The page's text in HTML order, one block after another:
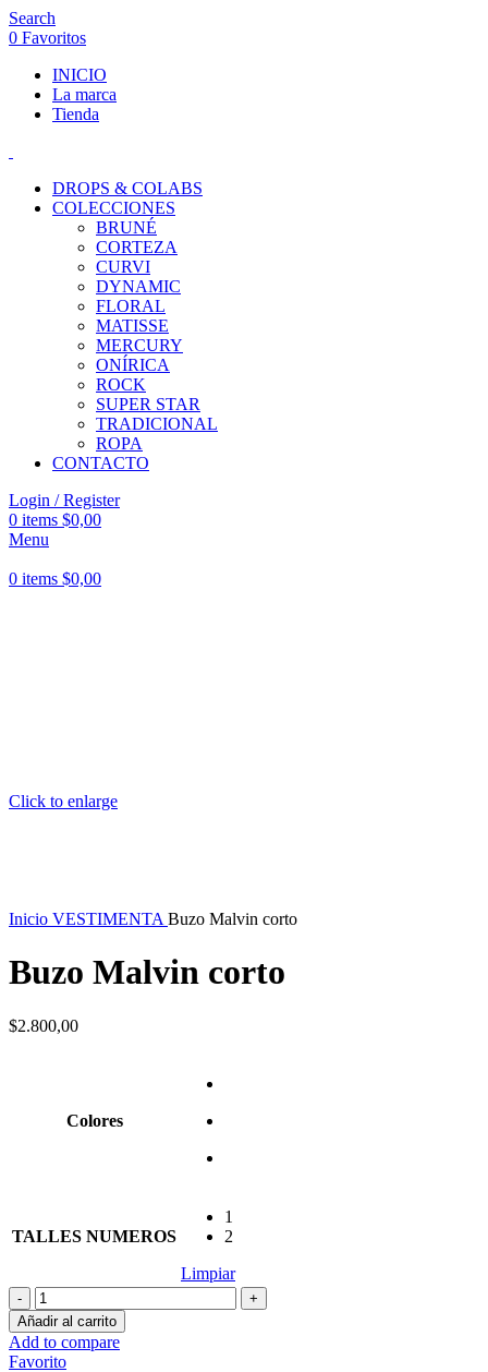
Search
0 Favoritos
INICIO
La marca
Tienda
DROPS & COLABS
COLECCIONES
BRUNÉ
CORTEZA
CURVI
DYNAMIC
FLORAL
MATISSE
MERCURY
ONÍRICA
ROCK
SUPER STAR
TRADICIONAL
ROPA
CONTACTO
Login / Register
0 items $0,00
Menu
0 items $0,00
Click to enlarge
Inicio VESTIMENTA Buzo Malvin corto
Buzo Malvin corto
$2.800,00
Colores
TALLES NUMEROS
1
2
Limpiar
Buzo
Malvin
corto
cantidad
Añadir al carrito
Add to compare
Favorito